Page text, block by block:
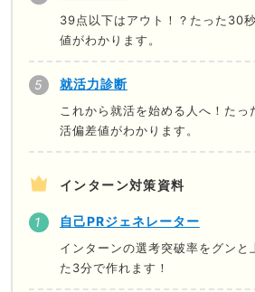
39点以下はアウト！？たった30
値がわかります。
就活力診断
これから就活を始める人へ！た
活偏差値がわかります。
インターン対策資料
自己PRジェネレーター
インターンの選考突破率をグンと
た3分で作れます！